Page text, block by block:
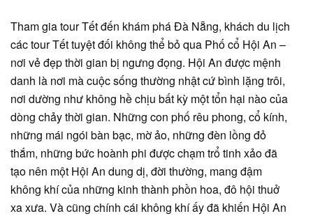
Tham gia tour Tết đến khám phá Đà Nẵng, khách du lịch
các tour Tết tuyệt đối không thể bỏ qua Phố cổ Hội An –
nơi vẻ đẹp thời gian bị ngưng đọng. Hội An được mệnh
danh là nơi mà cuộc sống thường nhật cứ bình lặng trôi,
nơi dường như không hề chịu bất kỳ một tổn hại nào của
dòng chảy thời gian. Những con phố rêu phong, cổ kính,
những mái ngói bàn bạc, mờ ảo, những đèn lồng đỏ
thắm, những bức hoành phi được chạm trổ tinh xảo đã
tạo nên một Hội An dung dị, đời thường, mang đậm
không khí của những kinh thành phồn hoa, đô hội thuở
xa xưa. Và cũng chính cái không khí ấy đã khiến Hội An